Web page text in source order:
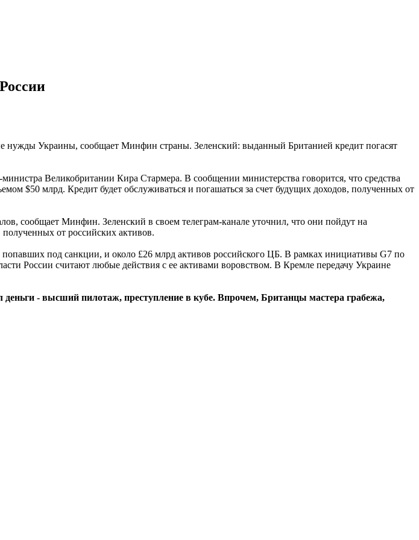
нужды Украины, сообщает Минфин страны. Зеленский: выданный Британией кредит погасят
Великобритании Кира Стармера. В сообщении министерства говорится, что средства
$50 млрд. Кредит будет обслуживаться и погашаться за счет будущих доходов, полученных от
сообщает Минфин. Зеленский в своем телеграм-канале уточнил, что они пойдут на
от российских активов.
под санкции, и около £26 млрд активов российского ЦБ. В рамках инициативы G7 по
России считают любые действия с ее активами воровством. В Кремле передачу Украине
- высший пилотаж, преступление в кубе. Впрочем, Британцы мастера грабежа,